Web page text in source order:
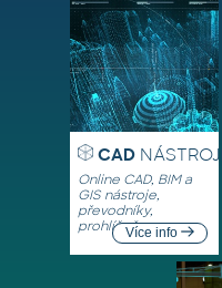
CADNÁSTROJE
Online CAD, BIM a
GIS nástroje,
převodníky,
prohlížečeVíce info